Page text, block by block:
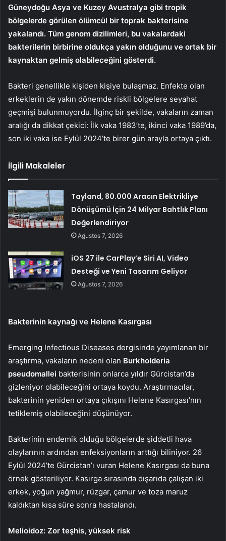
Güneydoğu Asya ve Kuzey Avustralya gibi tropik
bölgelerde görülen ölümcül bir toprak bakterisine
yakalandı. Tüm genom dizilimleri, bu vakalardaki
bakterilerin birbirine oldukça yakın olduğunu ve ortak bir
kaynaktan gelmiş olabileceğini gösterdi.
Bakteri genellikle kişiden kişiye bulaşmaz. Enfekte olan
erkeklerin de yakın dönemde riskli bölgelere seyahat
geçmişi bulunmuyordu. İlginç bir şekilde, vakaların zaman
aralığı da dikkat çekici: İlk vaka 1983’te, ikinci vaka 1989’da,
son iki vaka ise Eylül 2024’te birer gün arayla ortaya çıktı.
İlgili Makaleler
Tayland, 80.000 Aracın Elektrikliye
Dönüşümü İçin 24 Milyar Bahtlık Planı
Değerlendiriyor
Ağustos 7, 2026
iOS 27 ile CarPlay’e Siri AI, Video
Desteği ve Yeni Tasarım Geliyor
Ağustos 7, 2026
Bakterinin kaynağı ve Helene Kasırgası
Emerging Infectious Diseases dergisinde yayımlanan bir
araştırma, vakaların nedeni olan Burkholderia
pseudomallei bakterisinin onlarca yıldır Gürcistan’da
gizleniyor olabileceğini ortaya koydu. Araştırmacılar,
bakterinin yeniden ortaya çıkışını Helene Kasırgası’nın
tetiklemiş olabileceğini düşünüyor.
Bakterinin endemik olduğu bölgelerde şiddetli hava
olaylarının ardından enfeksiyonların arttığı biliniyor. 26
Eylül 2024’te Gürcistan’ı vuran Helene Kasırgası da buna
örnek gösteriliyor. Kasırga sırasında dışarıda çalışan iki
erkek, yoğun yağmur, rüzgar, çamur ve toza maruz
kaldıktan kısa süre sonra hastalandı.
Melioidoz: Zor teşhis, yüksek risk